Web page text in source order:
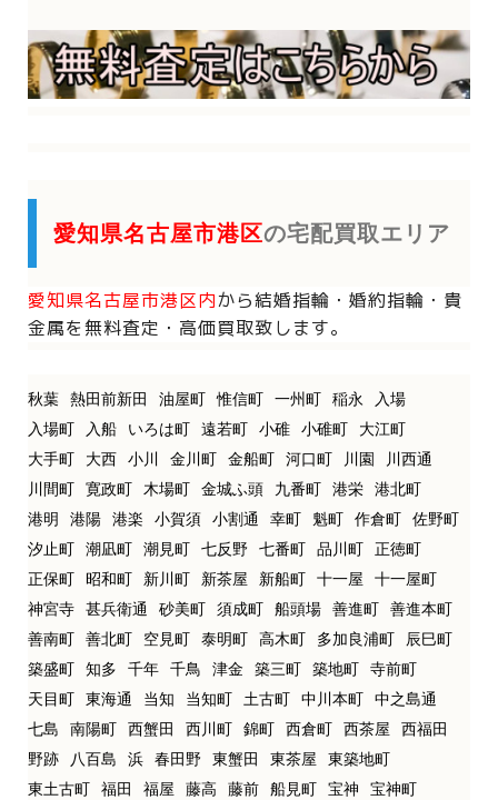
愛知県名古屋市港区の宅配買取エリア
愛知県名古屋市港区内から結婚指輪・婚約指輪・貴
金属を無料査定・高価買取致します。
秋葉 熱田前新田 油屋町 惟信町 一州町 稲永
入場
入場町
入船 いろは町 遠若町 小碓 小碓町
大江町
大手町
大西 小川 金川町 金船町 河口町 川園
川西通
川間町
寛政町 木場町 金城ふ頭 九番町 港栄
港北町
港明
港陽 港楽 小賀須 小割通 幸町 魁町 作倉町
佐野町
汐止町
潮凪町 潮見町 七反野 七番町 品川町
正徳町
正保町
昭和町 新川町 新茶屋 新船町 十一屋
十一屋町
神宮寺
甚兵衛通 砂美町 須成町 船頭場 善進町
善進本町
善南町
善北町 空見町 泰明町 高木町 多加良浦町
辰巳町
築盛町
知多 千年 千鳥 津金 築三町 築地町
寺前町
天目町
東海通 当知 当知町 土古町 中川本町
中之島通
七島
南陽町 西蟹田 西川町 錦町 西倉町 西茶屋
西福田
野跡
八百島 浜 春田野 東蟹田 東茶屋
東築地町
東土古町
福田 福屋 藤高 藤前 船見町 宝神
宝神町